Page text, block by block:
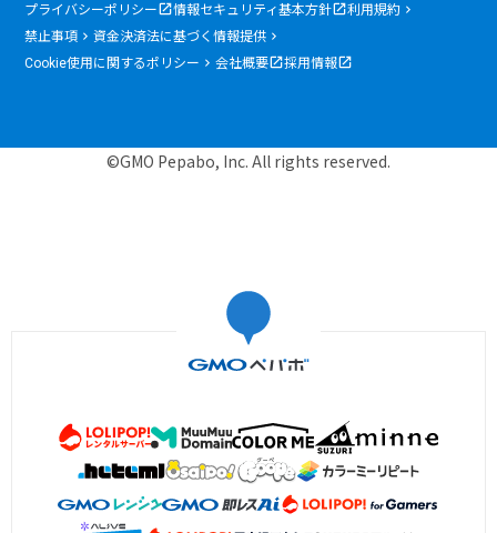
プライバシーポリシー 情報セキュリティ基本方針
利用規約
禁止事項
資金決済法に基づく情報提供
Cookie使用に関するポリシー
会社概要 採用情報
©GMO Pepabo, Inc. All rights reserved.